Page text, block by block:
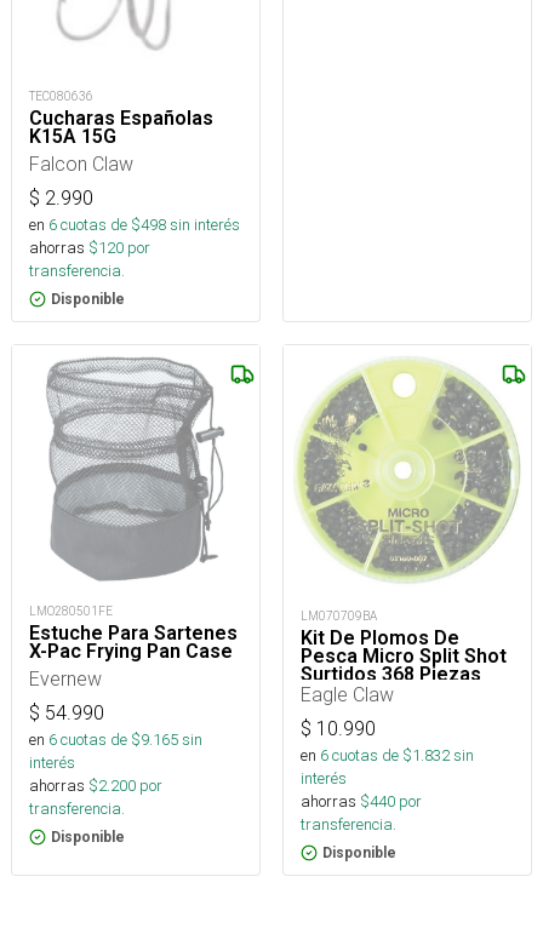
TEC080636
Cucharas Españolas
K15A 15G
Falcon Claw
$ 2.990
en 6cuotas de $498sin interés
ahorras $120 por
transferencia.
Disponible
LMO280501FE
Estuche Para Sartenes
X-Pac Frying Pan Case
Evernew
$ 54.990
en 6cuotas de $9.165sin
interés
ahorras $2.200 por
transferencia.
Disponible
LM070709BA
Kit De Plomos De
Pesca Micro Split Shot
Surtidos 368 Piezas
Eagle Claw
$ 10.990
en 6cuotas de $1.832sin
interés
ahorras $440 por
transferencia.
Disponible